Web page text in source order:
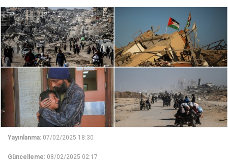
Yayınlanma: 07/02/2025 18:30
Güncelleme: 08/02/2025 02:17